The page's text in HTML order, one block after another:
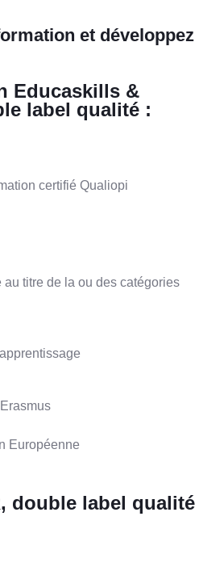
et développez
Educaskills &
label qualité :
titre de la ou des catégories
double label qualité